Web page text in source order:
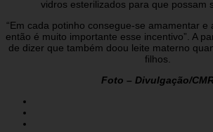
vidros esterilizados para que possam
“Em cada potinho consegue-se amamentar e
então é muito importante esse incentivo”. A
de dizer que também doou leite materno
filhos.
Foto – Divulgação/